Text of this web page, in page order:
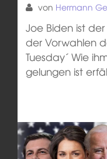
von Hermann
Joe Biden ist
der Vorwahlen
Tuesday´ Wie
gelungen ist